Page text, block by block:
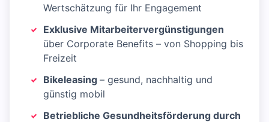
Wertschätzung für Ihr Engagement
Exklusive Mitarbeitervergünstigungen
über Corporate Benefits – von Shopping bis
Freizeit
Bikeleasing – gesund, nachhaltig und
günstig mobil
Betriebliche Gesundheitsförderung durch